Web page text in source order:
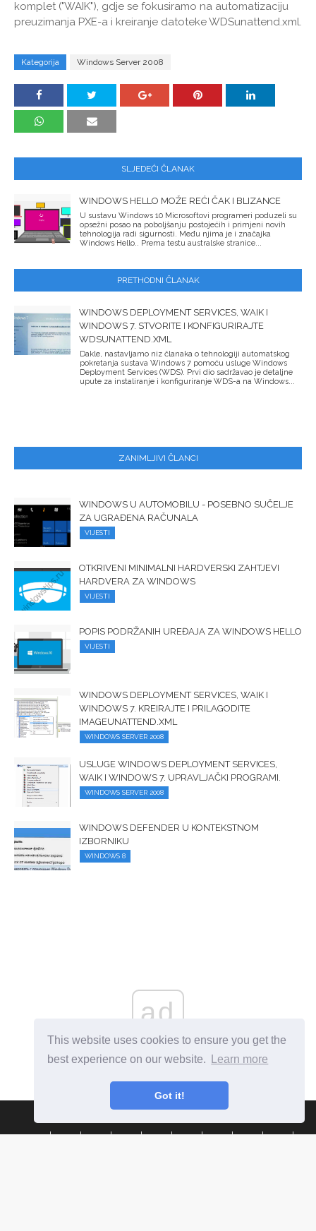
This website uses cookies to ensure you get the
best experience on our website.
Learn more
Got it!
komplet ("WAIK"), gdje se fokusiramo na automatizaciju
preuzimanja PXE-a i kreiranje datoteke WDSunattend.xml.
Kategorija Windows Server 2008
SLJEDEĆI ČLANAK
WINDOWS HELLO MOŽE REĆI ČAK I BLIZANCE
U sustavu Windows 10 Microsoftovi programeri poduzeli su
opsežni posao na poboljšanju postojećih i primjeni novih
tehnologija radi sigurnosti. Među njima je i značajka
Windows Hello.. Prema testu australske stranice...
PRETHODNI ČLANAK
WINDOWS DEPLOYMENT SERVICES, WAIK I
WINDOWS 7. STVORITE I KONFIGURIRAJTE
WDSUNATTEND.XML
Dakle, nastavljamo niz članaka o tehnologiji automatskog
pokretanja sustava Windows 7 pomoću usluge Windows
Deployment Services (WDS). Prvi dio sadržavao je detaljne
upute za instaliranje i konfiguriranje WDS-a na Windows...
ZANIMLJIVI ČLANCI
WINDOWS U AUTOMOBILU - POSEBNO SUČELJE
ZA UGRAĐENA RAČUNALA
VIJESTI
OTKRIVENI MINIMALNI HARDVERSKI ZAHTJEVI
HARDVERA ZA WINDOWS
VIJESTI
POPIS PODRŽANIH UREĐAJA ZA WINDOWS HELLO
VIJESTI
WINDOWS DEPLOYMENT SERVICES, WAIK I
WINDOWS 7. KREIRAJTE I PRILAGODITE
IMAGEUNATTEND.XML
WINDOWS SERVER 2008
USLUGE WINDOWS DEPLOYMENT SERVICES,
WAIK I WINDOWS 7. UPRAVLJAČKI PROGRAMI.
WINDOWS SERVER 2008
WINDOWS DEFENDER U KONTEKSTNOM
IZBORNIKU
WINDOWS 8
ad